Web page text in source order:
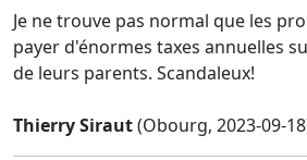
Je ne trouve pas normal que les
payer d'énormes taxes annuelles
de leurs parents. Scandaleux!
Thierry Siraut(Obourg, 2023-09-